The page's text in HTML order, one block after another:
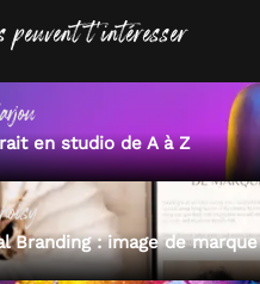
peuvent t'intéresser
en studio de A à Z
Branding : image de marque